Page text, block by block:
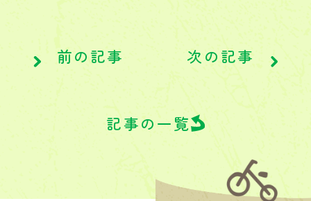
前の記事
記事の一覧
次の記事